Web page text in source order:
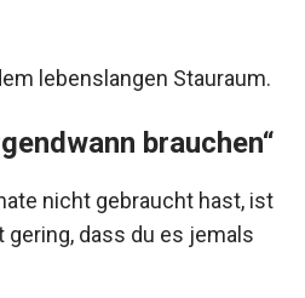
lebenslangen Stauraum.
brauchen“
nicht gebraucht hast, ist
dass du es jemals